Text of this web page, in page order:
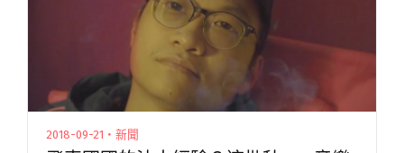
2018-09-21・新聞